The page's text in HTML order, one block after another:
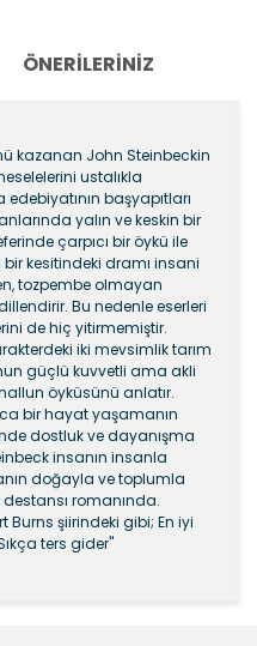
ÖNERILERINIZ
kazanan John Steinbeckin
ustalıkla
başyapıtları
yalın ve keskin bir
çarpıcı bir öykü ile
bir kesitindeki dramı insani
tozpembe olmayan
Bu nedenle eserleri
de hiç yitirmemiştir.
iki mevsimlik tarım
güçlü kuvvetli ama akli
öyküsünü anlatır.
bir hayat yaşamanın
dostluk ve dayanışma
insanın insanla
doğayla ve toplumla
romanında.
Burns şiirindeki gibi; En iyi
ters gider"